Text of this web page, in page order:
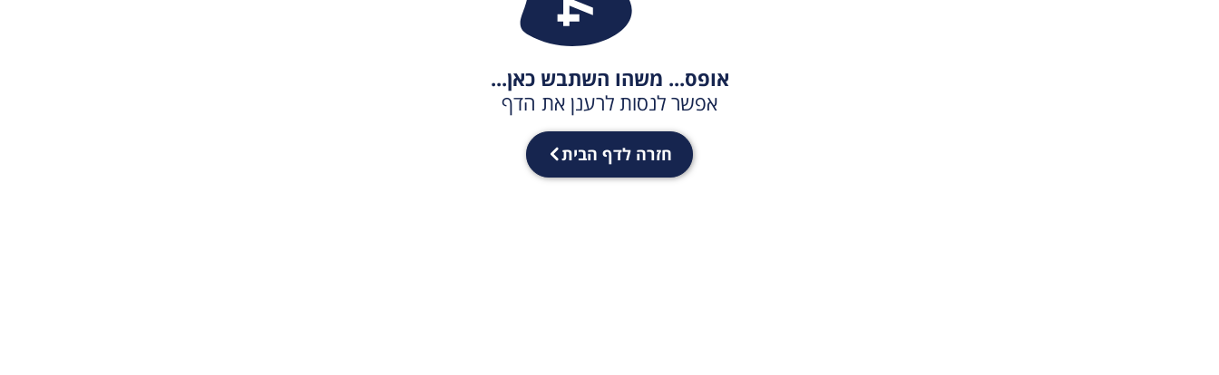
אופס... משהו השתבש כאן...
אפשר לנסות לרענן את הדף
חזרה לדף הבית